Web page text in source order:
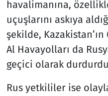
havalimanına,
uçuşlarını askıya
şekilde,
Al Havayolları da
geçici olarak
Rus yetkililer ise